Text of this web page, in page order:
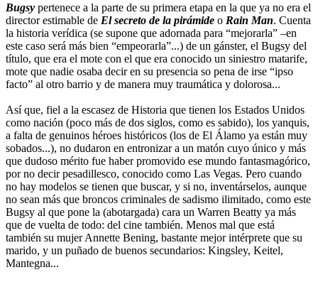
Bugsy pertenece a la parte de su primera etapa en la que ya no era el
director estimable de El secreto de la pirámide o Rain Man. Cuenta
la historia verídica (se supone que adornada para “mejorarla” –en
este caso será más bien “empeorarla”...) de un gánster, el Bugsy del
título, que era el mote con el que era conocido un siniestro matarife,
mote que nadie osaba decir en su presencia so pena de irse “ipso
facto” al otro barrio y de manera muy traumática y dolorosa...
Así que, fiel a la escasez de Historia que tienen los Estados Unidos
como nación (poco más de dos siglos, como es sabido), los yanquis,
a falta de genuinos héroes históricos (los de El Álamo ya están muy
sobados...), no dudaron en entronizar a un matón cuyo único y más
que dudoso mérito fue haber promovido ese mundo fantasmagórico,
por no decir pesadillesco, conocido como Las Vegas. Pero cuando
no hay modelos se tienen que buscar, y si no, inventárselos, aunque
no sean más que broncos criminales de sadismo ilimitado, como este
Bugsy al que pone la (abotargada) cara un Warren Beatty ya más
que de vuelta de todo: del cine también. Menos mal que está
también su mujer Annette Bening, bastante mejor intérprete que su
marido, y un puñado de buenos secundarios: Kingsley, Keitel,
Mantegna...